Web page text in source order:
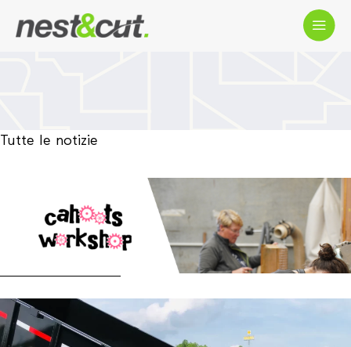
Tutte le notizie
Cahoots: costruire l’uguaglianza di
genere nelle professioni dell’edilizia e
tecniche in Nuova Zelanda
Trasformare la produzione di rimorchi:
L’impatto del software di nesting